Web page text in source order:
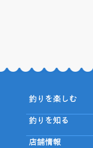
釣りを楽しむ
釣りを知る
店舗情報